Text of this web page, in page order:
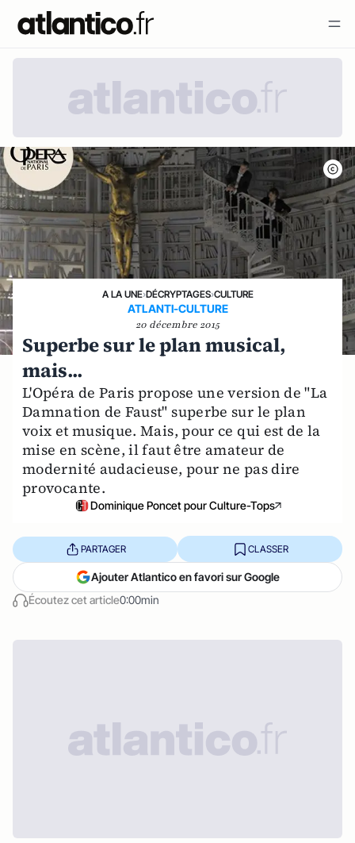
A LA UNE›DÉCRYPTAGES›CULTURE
ATLANTI-CULTURE
20 décembre 2015
Superbe sur le plan musical,
mais...
L'Opéra de Paris propose une version de "La
Damnation de Faust" superbe sur le plan
voix et musique. Mais, pour ce qui est de la
mise en scène, il faut être amateur de
modernité audacieuse, pour ne pas dire
provocante.
Dominique Poncet pour Culture-Tops
Écoutez cet article0:00min
PARTAGER CLASSER
Ajouter Atlantico en favori sur Google